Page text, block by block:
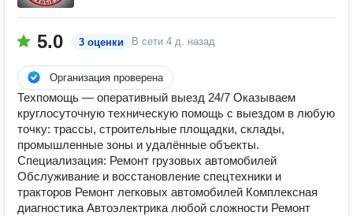
5.0 3 оценки В сети 4 д. назад
Организация проверена
Техпомощь — оперативный выезд 24/7 Оказываем
круглосуточную техническую помощь с выездом в любую
точку: трассы, строительные площадки, склады,
промышленные зоны и удалённые объекты.
Специализация: Ремонт грузовых автомобилей
Обслуживание и восстановление спецтехники и
тракторов Ремонт легковых автомобилей Комплексная
диагностика Автоэлектрика любой сложности Ремонт